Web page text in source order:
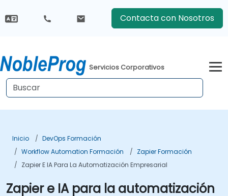
Contacta con Nosotros
Servicios Corporativos
Inicio
DevOps Formación
Workflow Automation Formación
Zapier Formación
Zapier E IA Para La Automatización Empresarial
Zapier e IA para la automatización